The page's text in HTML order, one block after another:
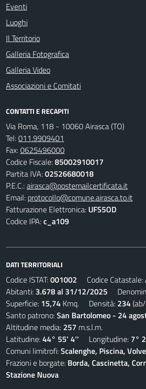
Eventi
Luoghi
Il Territorio
Galleria Fotografica
Galleria Video
Associazioni e Comitati
CONTATTI E RECAPITI
Via Roma, 118 - 10060 Airasca (TO)
Tel:011.9909401
Fax:0625496000
Codice Fiscale:85002910017
Partita IVA:02526680018
P.E.C.:airasca@postemailcertificata.it
Email: protocollo@comune.airasca.to.it
Fatturazione Elettronica: UFS5OD
Codice IPA:c_a109
DATI TERRITORIALI
Codice ISTAT:001002 Codice Catastale:
Abitanti: 3.678 al 31/12/2025
Superficie: 15,74 Kmq. Densità: 234
Santo patrono:San Bartolomeo - 24
Altitudine media: 257 m.s.l.m.
Latitudine:44° 55' 4'' Longitudine: 7°
Comuni limitrofi:Scalenghe, Piscina,
Frazioni e borgate: Borda, Cascinetta,
Stazione Nuova